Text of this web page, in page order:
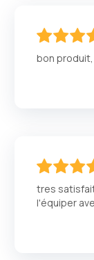
bon
tres
l'équiper